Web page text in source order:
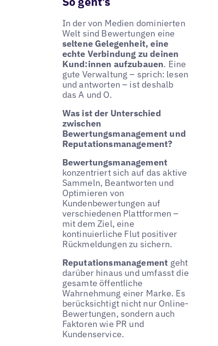
In der von Medien dominierten
Welt sind Bewertungen eine
seltene Gelegenheit, eine
echte Verbindung zu deinen
Kund:innen aufzubauen. Eine
gute Verwaltung – sprich: lesen
und antworten – ist deshalb
das A und O.
Was ist der Unterschied
zwischen
Bewertungsmanagement und
Reputationsmanagement?
Bewertungsmanagement
konzentriert sich auf das aktive
Sammeln, Beantworten und
Optimieren von
Kundenbewertungen auf
verschiedenen Plattformen –
mit dem Ziel, eine
kontinuierliche Flut positiver
Rückmeldungen zu sichern.
Reputationsmanagement geht
darüber hinaus und umfasst die
gesamte öffentliche
Wahrnehmung einer Marke. Es
berücksichtigt nicht nur Online-
Bewertungen, sondern auch
Faktoren wie PR und
Kundenservice.